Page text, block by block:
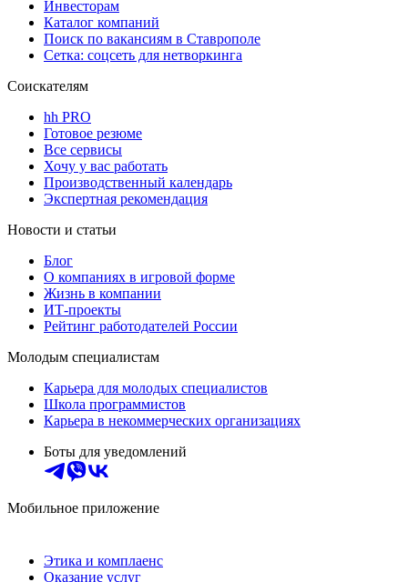
Инвесторам
Каталог компаний
Поиск по вакансиям в Ставрополе
Сетка: соцсеть для нетворкинга
Соискателям
hh PRO
Готовое резюме
Все сервисы
Хочу у вас работать
Производственный календарь
Экспертная рекомендация
Новости и статьи
Блог
О компаниях в игровой форме
Жизнь в компании
ИТ-проекты
Рейтинг работодателей России
Молодым специалистам
Карьера для молодых специалистов
Школа программистов
Карьера в некоммерческих организациях
Боты для уведомлений
Мобильное приложение
Этика и комплаенс
Оказание услуг